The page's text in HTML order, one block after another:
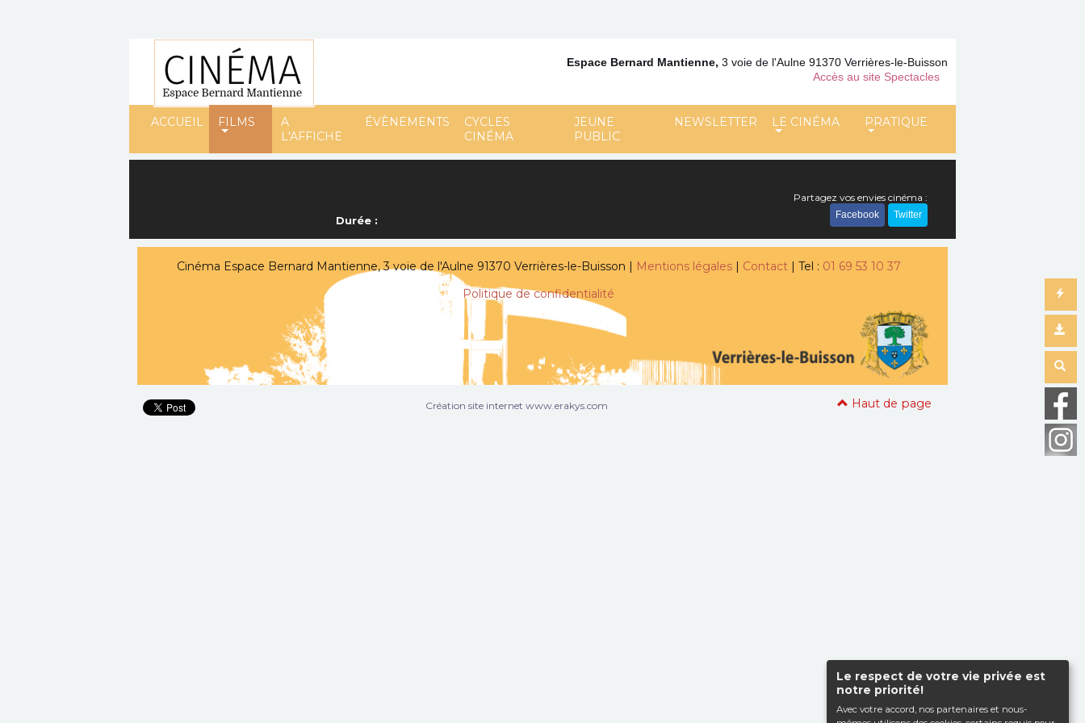
Le respect de votre vie privée est
notre priorité!
Avec votre accord, nos partenaires et nous-
ACCUEIL FILMS
A
L'AFFICHE
ÉVÈNEMENTS
CYCLES
CINÉMA
JEUNE
PUBLIC
NEWSLETTER LE CINÉMA PRATIQUE
Espace Bernard Mantienne, 3 voie de l'Aulne 91370 Verrières-le-Buisson
Accès au site Spectacles
Durée :
Partagez vos envies cinéma :
Facebook Twitter
Cinéma Espace Bernard Mantienne, 3 voie de l'Aulne 91370 Verrières-le-Buisson | Mentions légales| Contact| Tel : 01 69 53 10 37
Politique de confidentialité
Haut de page
Création site internet www.erakys.com